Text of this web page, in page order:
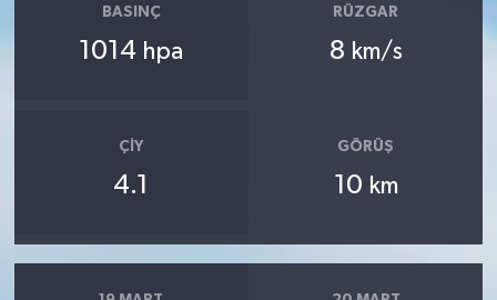
BASINÇ
1014 hpa
RÜZGAR
8 km/s
ÇIY
4.1
GÖRÜŞ
10 km